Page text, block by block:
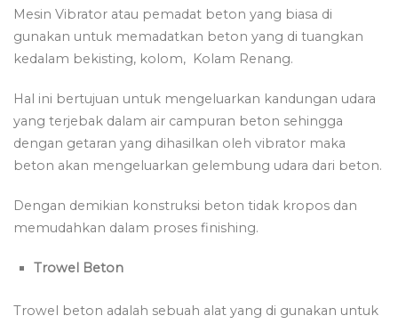
Mesin Vibrator atau pemadat beton yang biasa di
gunakan untuk memadatkan beton yang di tuangkan
kedalam bekisting, kolom, Kolam Renang.
Hal ini bertujuan untuk mengeluarkan kandungan udara
yang terjebak dalam air campuran beton sehingga
dengan getaran yang dihasilkan oleh vibrator maka
beton akan mengeluarkan gelembung udara dari beton.
Dengan demikian konstruksi beton tidak kropos dan
memudahkan dalam proses finishing.
Trowel Beton
Trowel beton adalah sebuah alat yang di gunakan untuk